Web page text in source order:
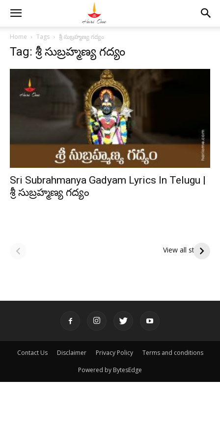
Home Tags శ్రీ సుబ్రహ్మణ్య గద్యం
Tag: శ్రీ సుబ్రహ్మణ్య గద్యం
Sri Subrahmanya Gadyam Lyrics In Telugu |
శ్రీ సుబ్రహ్మణ్య గద్యం
View all stories
పితృదేవతల ఆశీర్వాదం
ఇంద్రకీలాద్రి గిరి ప్రదక్షిణ
Contact Us Disclaimer Privacy Policy Terms and conditions
Powered by BytesEdge